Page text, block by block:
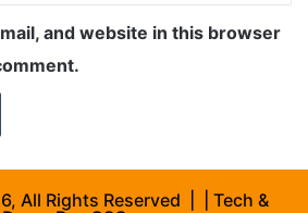
and website in this browser
All Rights Reserved | | Tech &